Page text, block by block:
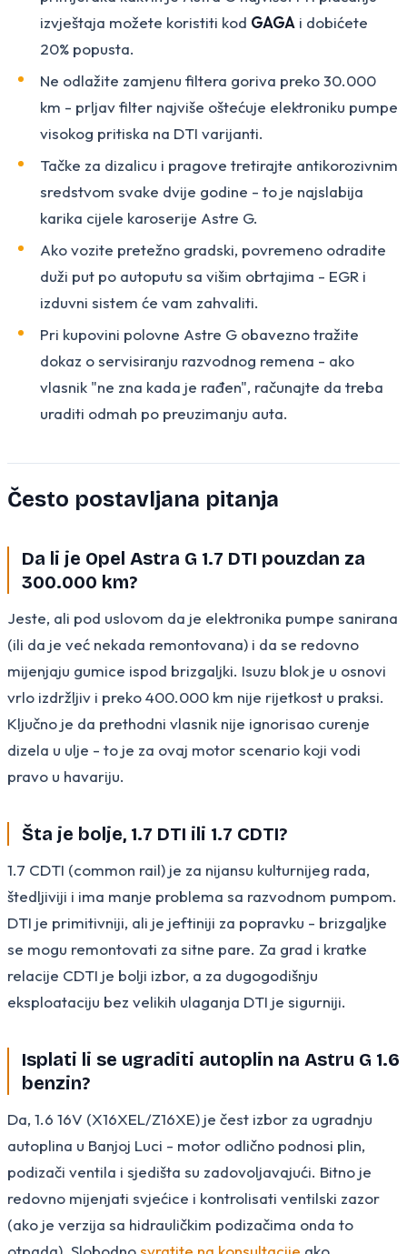
izvještaja možete koristiti kod GAGA i dobićete
20% popusta.
Ne odlažite zamjenu filtera goriva preko 30.000
km - prljav filter najviše oštećuje elektroniku pumpe
visokog pritiska na DTI varijanti.
Tačke za dizalicu i pragove tretirajte antikorozivnim
sredstvom svake dvije godine - to je najslabija
karika cijele karoserije Astre G.
Ako vozite pretežno gradski, povremeno odradite
duži put po autoputu sa višim obrtajima - EGR i
izduvni sistem će vam zahvaliti.
Pri kupovini polovne Astre G obavezno tražite
dokaz o servisiranju razvodnog remena - ako
vlasnik "ne zna kada je rađen", računajte da treba
uraditi odmah po preuzimanju auta.
Često postavljana pitanja
Da li je Opel Astra G 1.7 DTI pouzdan za
300.000 km?
Jeste, ali pod uslovom da je elektronika pumpe sanirana
(ili da je već nekada remontovana) i da se redovno
mijenjaju gumice ispod brizgaljki. Isuzu blok je u osnovi
vrlo izdržljiv i preko 400.000 km nije rijetkost u praksi.
Ključno je da prethodni vlasnik nije ignorisao curenje
dizela u ulje - to je za ovaj motor scenario koji vodi
pravo u havariju.
Šta je bolje, 1.7 DTI ili 1.7 CDTI?
1.7 CDTI (common rail) je za nijansu kulturnijeg rada,
štedljiviji i ima manje problema sa razvodnom pumpom.
DTI je primitivniji, ali je jeftiniji za popravku - brizgaljke
se mogu remontovati za sitne pare. Za grad i kratke
relacije CDTI je bolji izbor, a za dugogodišnju
eksploataciju bez velikih ulaganja DTI je sigurniji.
Isplati li se ugraditi autoplin na Astru G 1.6
benzin?
Da, 1.6 16V (X16XEL/Z16XE) je čest izbor za ugradnju
autoplina u Banjoj Luci - motor odlično podnosi plin,
podizači ventila i sjedišta su zadovoljavajući. Bitno je
redovno mijenjati svjećice i kontrolisati ventilski zazor
(ako je verzija sa hidrauličkim podizačima onda to